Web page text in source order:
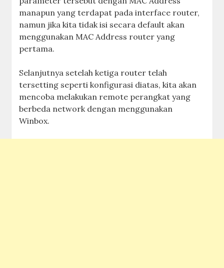
manapun yang terdapat pada interface router,
namun jika kita tidak isi secara default akan
menggunakan MAC Address router yang
pertama.
Selanjutnya setelah ketiga router telah
tersetting seperti konfigurasi diatas, kita akan
mencoba melakukan remote perangkat yang
berbeda network dengan menggunakan
Winbox.